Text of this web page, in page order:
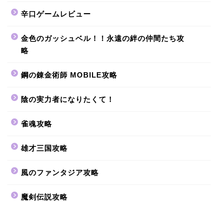
辛口ゲームレビュー
金色のガッシュベル！！永遠の絆の仲間たち攻
略
鋼の錬金術師 MOBILE攻略
陰の実力者になりたくて！
雀魂攻略
雄才三国攻略
風のファンタジア攻略
魔剣伝説攻略